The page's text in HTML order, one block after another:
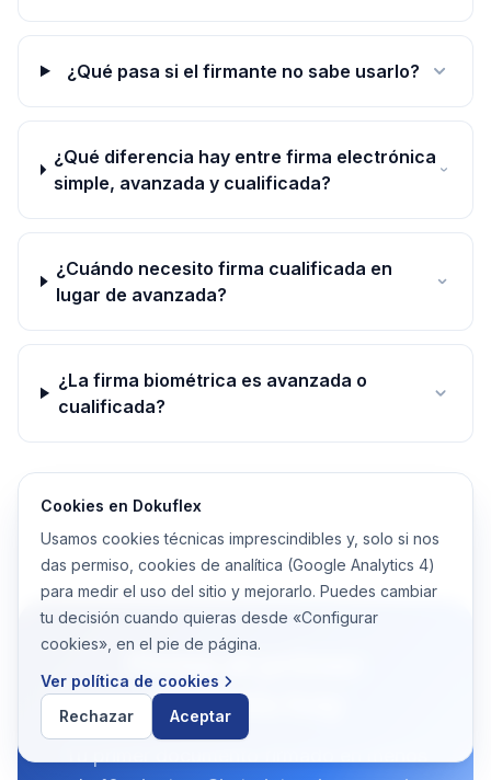
¿Qué pasa si el firmante no sabe usarlo?
¿Qué diferencia hay entre firma electrónica
simple, avanzada y cualificada?
¿Cuándo necesito firma cualificada en
lugar de avanzada?
¿La firma biométrica es avanzada o
cualificada?
Firma el primer
contrato hoy
Cookies en Dokuflex
Usamos cookies técnicas imprescindibles y, solo si nos
das permiso, cookies de analítica (Google Analytics 4)
para medir el uso del sitio y mejorarlo. Puedes cambiar
tu decisión cuando quieras desde «Configurar
cookies», en el pie de página.
Ver política de cookies
Rechazar
Aceptar